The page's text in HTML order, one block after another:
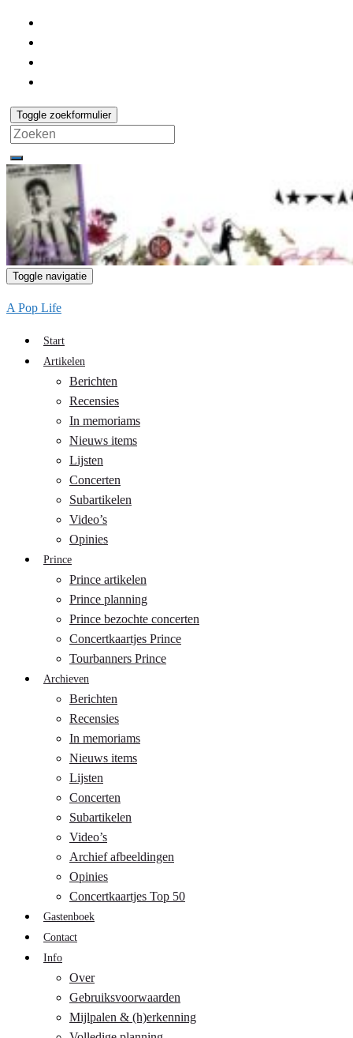
Toggle zoekformulier
Search
for:
Toggle navigatie
A Pop Life
Start
Artikelen
Berichten
Recensies
In memoriams
Nieuws items
Lijsten
Concerten
Subartikelen
Video’s
Opinies
Prince
Prince artikelen
Prince planning
Prince bezochte concerten
Concertkaartjes Prince
Tourbanners Prince
Archieven
Berichten
Recensies
In memoriams
Nieuws items
Lijsten
Concerten
Subartikelen
Video’s
Archief afbeeldingen
Opinies
Concertkaartjes Top 50
Gastenboek
Contact
Info
Over
Gebruiksvoorwaarden
Mijlpalen & (h)erkenning